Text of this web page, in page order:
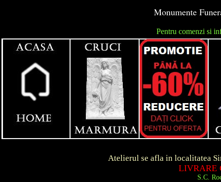
Monumente
Pentru comenzi si
Atelierul se afla in localitatea Simeria
LIVRARE
S.C. Roca Art